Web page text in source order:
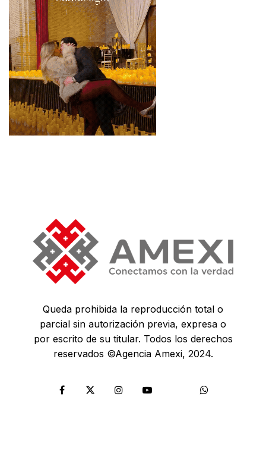
Queda prohibida la reproducción total o
parcial sin autorización previa, expresa o
por escrito de su titular. Todos los derechos
reservados ©Agencia Amexi, 2024.